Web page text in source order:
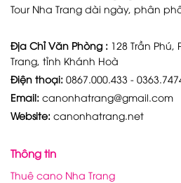
Tour Nha Trang dài ngày, phân
Địa Chỉ Văn Phòng : 128 Trần Phú,
Trang, tỉnh Khánh Hoà
Điện thoại: 0867.000.433 -
Email: canonhatrang@gmail.com
Website: canonhatrang.net
Thông tin
Thuê cano Nha Trang